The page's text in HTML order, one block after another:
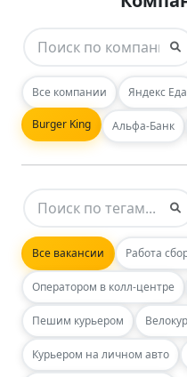
Все компании Яндекс Еда
Burger King Альфа-Банк
Все вакансии Работа
Оператором в колл-центре
Пешим курьером
Курьером на личном авто